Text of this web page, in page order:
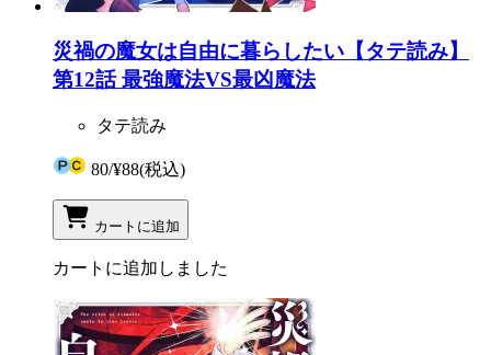
災禍の魔女は自由に暮らしたい【タテ読み】
第12話 最強魔法VS最凶魔法
タテ読み
80/¥88(税込)
カートに追加
カートに追加しました